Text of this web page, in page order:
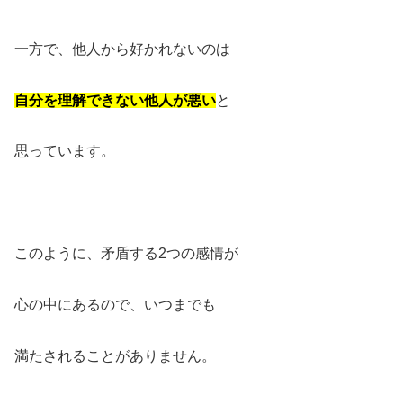
一方で、他人から好かれないのは
自分を理解できない他人が悪いと
思っています。
このように、矛盾する2つの感情が
心の中にあるので、いつまでも
満たされることがありません。